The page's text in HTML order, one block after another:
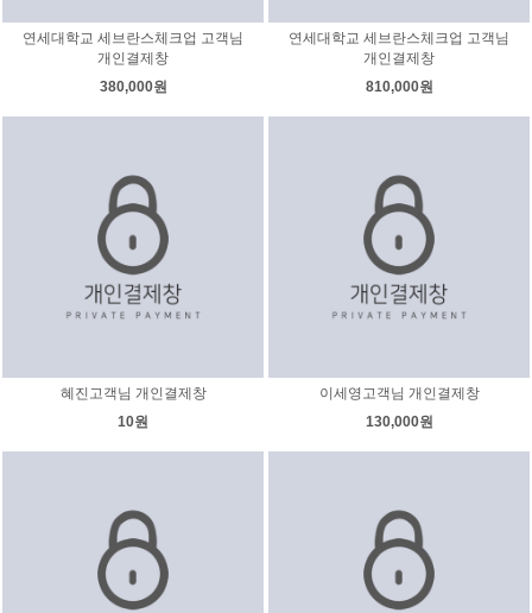
연세대학교 세브란스체크업 고객님
개인결제창
380,000원
연세대학교 세브란스체크업 고객님
개인결제창
810,000원
혜진고객님 개인결제창
10원
이세영고객님 개인결제창
130,000원